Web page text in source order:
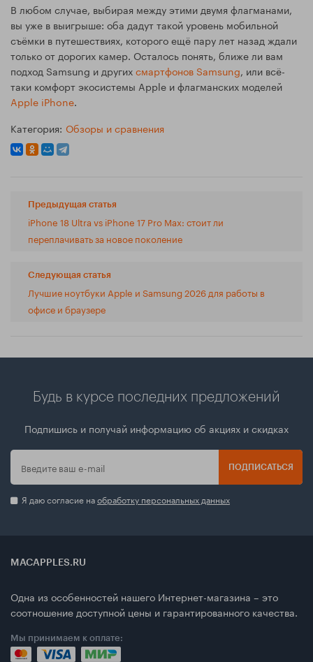
В любом случае, выбирая между этими двумя флагманами,
вы уже в выигрыше: оба дадут такой уровень мобильной
съёмки в путешествиях, которого ещё пару лет назад ждали
только от дорогих камер. Осталось понять, ближе ли вам
подход Samsung и другихсмартфонов Samsung, или всё-
таки комфорт экосистемы Apple и флагманских моделей
Apple iPhone.
Категория: Обзоры и сравнения
Предыдущая статья
iPhone 18 Ultra vs iPhone 17 Pro Max: стоит ли
переплачивать за новое поколение
Следующая статья
Лучшие ноутбуки Apple и Samsung 2026 для работы в
офисе и браузере
Будь в курсе последних предложений
Подпишись и получай информацию об акциях и скидках
ПОДПИСАТЬСЯ
Я даю согласие наобработку персональных данных
MACAPPLES.RU
Одна из особенностей нашего Интернет-магазина – это
соотношение доступной цены и гарантированного качества.
Мы принимаем к оплате: